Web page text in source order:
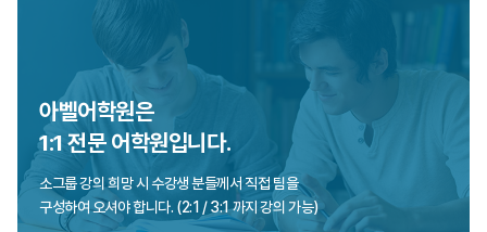
아벨어학원은
1:1 전문 어학원입니다.
소그룹 강의 희망 시 수강생 분들께서 직접 팀을
구성하여 오셔야 합니다. (2:1 / 3:1 까지 강의 가능)